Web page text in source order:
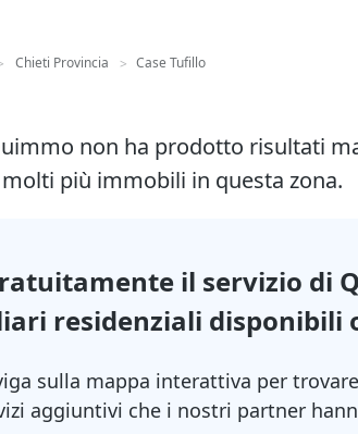
Chieti Provincia > Case Tufillo
non ha prodotto risultati
più immobili in questa zona.
il servizio di
residenziali disponibili
sulla mappa interattiva per
aggiuntivi che i nostri partner